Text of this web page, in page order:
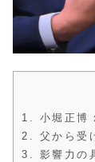
1.
小堀正博
2.
父から受
3.
影響力の